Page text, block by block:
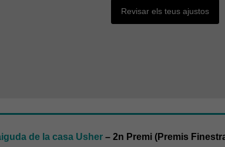
Revisar els teus ajustos
de la casa Usher– 2n Premi (Premis